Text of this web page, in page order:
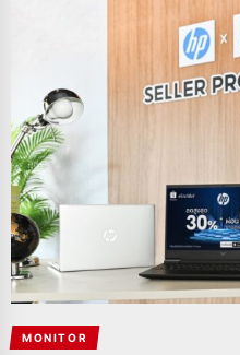
MONITOR